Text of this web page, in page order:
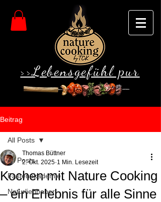
>>Lebensgefühl pur
Beitrag
All Posts
Fastenakademie
Naturliebhaber
All Posts
Kochen mit Nature Cooking
– ein Erlebnis für alle Sinne
Thomas Büttner
2. Okt. 2025 1 Min. Lesezeit